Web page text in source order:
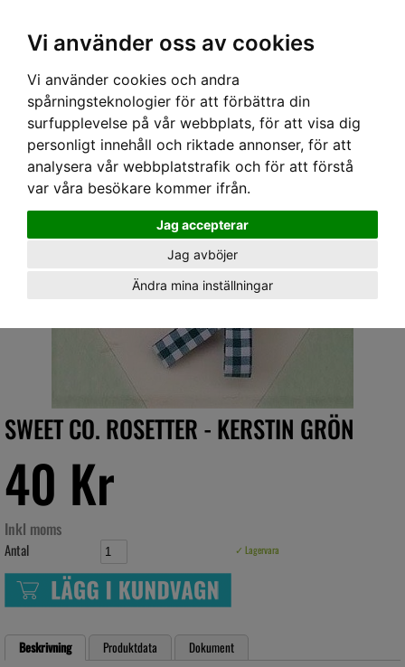
Vi använder oss av cookies
Vi använder cookies och andra
spårningsteknologier för att förbättra din
surfupplevelse på vår webbplats, för att visa dig
personligt innehåll och riktade annonser, för att
analysera vår webbplatstrafik och för att förstå
var våra besökare kommer ifrån.
Jag accepterar
Jag avböjer
Ändra mina inställningar
Hem› ACCESSOARER ›HÅRACCESSOARER › SWEET CO. ROSETTER - KERSTIN GRÖN
SWEET CO. ROSETTER - KERSTIN GRÖN
40 Kr
Inkl moms
Antal ✓ Lagervara
Beskrivning Produktdata
Dokument